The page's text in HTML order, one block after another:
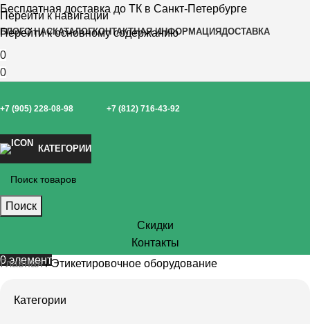
Перейти к навигации
Перейти к основному содержанию
Бесплатная доставка до ТК в Санкт-Петербурге
БЛОГО НАСКАТАЛОГКОНТАКТНАЯ ИНФОРМАЦИЯДОСТАВКА
0
0
+7 (905) 228-08-98 +7 (812) 716-43-92
КАТЕГОРИИ
Поиск
Скидки
Контакты
0элемент
Главная Этикетировочное оборудование
Категории